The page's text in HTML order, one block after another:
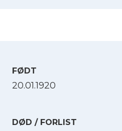
FØDT
20.01.1920
DØD / FORLIST